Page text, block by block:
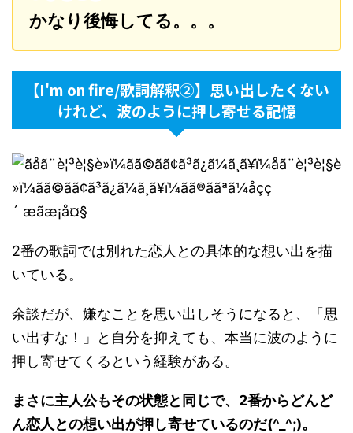
かなり後悔してる。。。
【I'm on fire/歌詞解釈②】思い出したくない
けれど、波のように押し寄せる記憶
2番の歌詞では別れた恋人との具体的な想い出を描
いている。
余談だが、嫌なことを思い出しそうになると、「思
い出すな！」と自分を抑えても、本当に波のように
押し寄せてくるという経験がある。
まさに主人公もその状態と同じで、2番からどんど
ん恋人との想い出が押し寄せているのだ(^_^;)。